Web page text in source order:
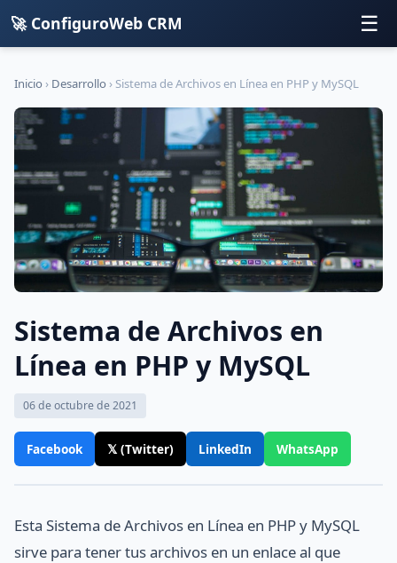
🚀 ConfiguroWeb CRM ☰
Inicio › Desarrollo › Sistema de Archivos en Línea en PHP y MySQL
Sistema de Archivos en
Línea en PHP y MySQL
06 de octubre de 2021
Facebook 𝕏 (Twitter) LinkedIn WhatsApp
Esta Sistema de Archivos en Línea en PHP y MySQL
sirve para tener tus archivos en un enlace al que